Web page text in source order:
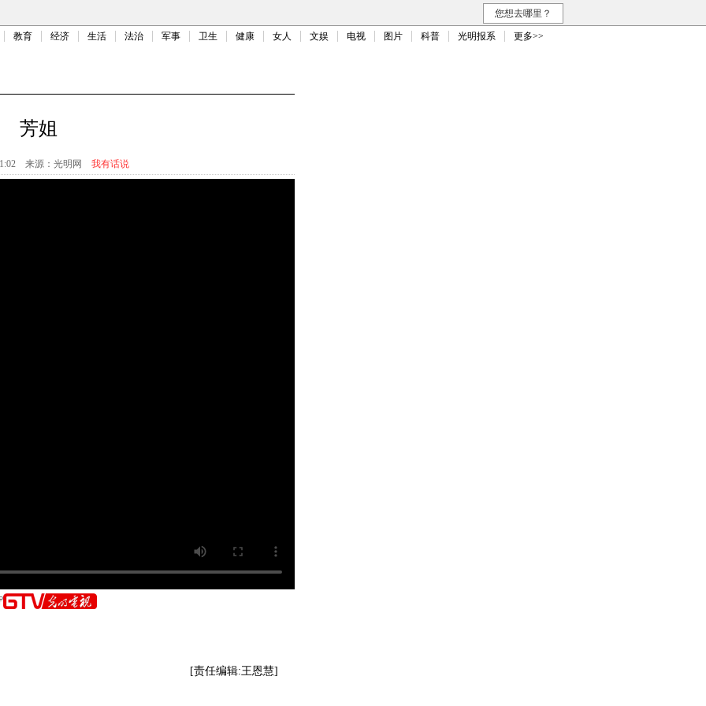
您想去哪里？
教育 经济 生活 法治 军事 卫生 健康 女人 文娱 电视 图片 科普 光明报系 更多>>
芳姐
来源： 光明网 我有话说
[责任编辑:王恩慧]